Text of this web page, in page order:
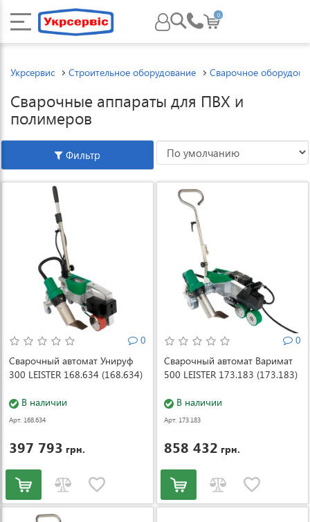
0
Укрсервис Строительное оборудование Сварочное
Сварочные аппараты для ПВХ и
полимеров
Фильтр
0
Сварочный автомат Унируф
300 LEISTER 168.634 (168.634)
В наличии
Арт: 168.634
397 793 грн.
0
Сварочный автомат Варимат
500 LEISTER 173.183 (173.183)
В наличии
Арт: 173.183
858 432 грн.